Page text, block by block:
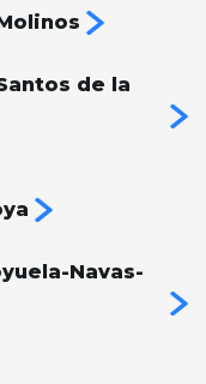
de la
Navas-